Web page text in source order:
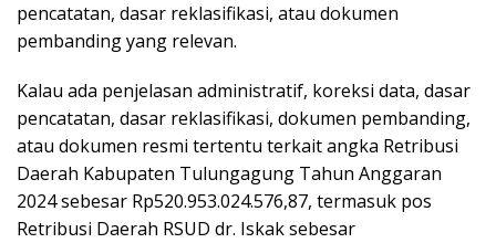
pencatatan, dasar reklasifikasi, atau dokumen
pembanding yang relevan.
Kalau ada penjelasan administratif, koreksi data, dasar
pencatatan, dasar reklasifikasi, dokumen pembanding,
atau dokumen resmi tertentu terkait angka Retribusi
Daerah Kabupaten Tulungagung Tahun Anggaran
2024 sebesar Rp520.953.024.576,87, termasuk pos
Retribusi Daerah RSUD dr. Iskak sebesar